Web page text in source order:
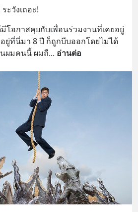
ะวังเถอะ!
โอกาสคุยกับเพื่อนร่วมงานที่เคยอยู่
ยู่ที่นี่มา 8 ปี ก็ถูกบีบออกโดยไม่ได้
นผมคนนี้ ผมถื... อ่านต่อ